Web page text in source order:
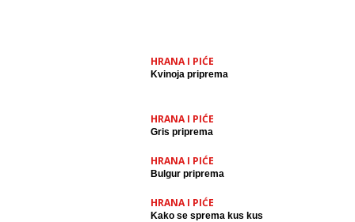
HRANA I PIĆE
Kvinoja priprema
HRANA I PIĆE
Gris priprema
HRANA I PIĆE
Bulgur priprema
HRANA I PIĆE
Kako se sprema kus kus